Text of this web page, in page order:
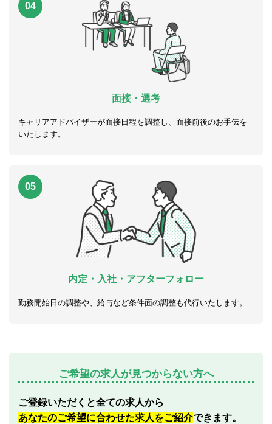
04
面接・選考
キャリアアドバイザーが面接日程を調整し、面接前後のお手伝を
いたします。
05
内定・入社・アフターフォロー
勤務開始日の調整や、給与など条件面の調整も代行いたします。
ご希望の求人が見つからない方へ
ご登録いただくと全ての求人から
あなたのご希望に合わせた求人をご紹介できます。